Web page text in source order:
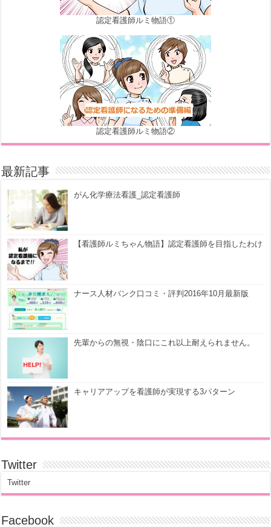
認定看護師ルミ物語①
認定看護師ルミ物語②
最新記事
がん化学療法看護_認定看護師
【看護師ルミちゃん物語】認定看護師を目指したわけ
ナース人材バンク口コミ・評判2016年10月最新版
先輩からの無視・陰口にこれ以上耐えられません。
キャリアアップを看護師が実現する3パターン
Twitter
Twitter
Facebook